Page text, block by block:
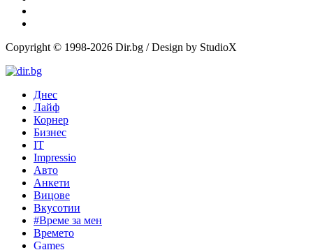
Copyright © 1998-2026 Dir.bg / Design by StudioX
Днес
Лайф
Корнер
Бизнес
IT
Impressio
Авто
Анкети
Вицове
Вкусотии
#Време за мен
Времето
Games